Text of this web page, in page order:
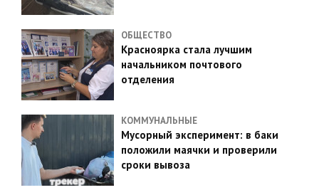
ОБЩЕСТВО
Красноярка стала лучшим
начальником почтового
отделения
КОММУНАЛЬНЫЕ
Мусорный эксперимент: в баки
положили маячки и проверили
сроки вывоза